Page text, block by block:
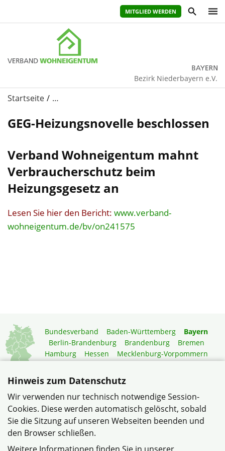
MITGLIED WERDEN
Bezirk Niederbayern e.V.
Startseite …
GEG-Heizungsnovelle beschlossen
Verband Wohneigentum mahnt
Verbraucherschutz beim
Heizungsgesetz an
Lesen Sie hier den Bericht: www.verband-
wohneigentum.de/bv/on241575
Bundesverband Baden-Württemberg
Bayern
Berlin-Brandenburg
Brandenburg
Bremen
Hamburg
Hessen
Mecklenburg-Vorpommern
Rheinland-Pfalz
Sachsen-Anhalt
Schleswig-Holstein
Mitgliedermagazin
Gartenberatung
© Bezirk Niederbayern e.V. im Verband Wohneigentum
Bayern e.V.
Hinweis zum Datenschutz
Wir verwenden nur technisch notwendige Session-
Cookies. Diese werden automatisch gelöscht, sobald
Sie die Sitzung auf unseren Webseiten beenden und
den Browser schließen.